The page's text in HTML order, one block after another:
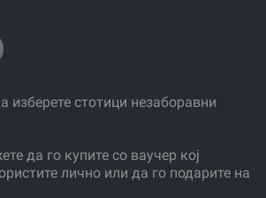
изберете стотици незаборавни
да го купите со ваучер кој
лично или да го подарите на